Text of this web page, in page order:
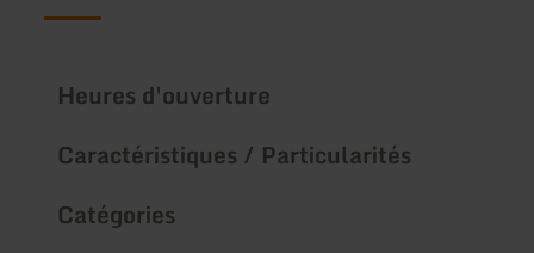
Heures d'ouverture
Caractéristiques / Particularités
Catégories